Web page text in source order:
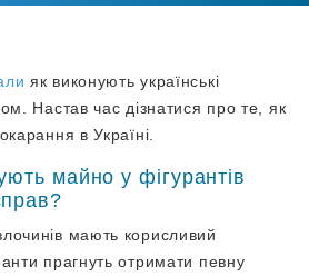
як виконують українські
Настав час дізнатися про те, як
в Україні.
майно у фігурантів
мають корисливий
прагнуть отримати певну